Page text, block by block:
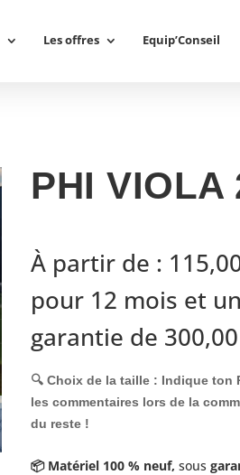
Les offres Equip’Conseil
PHI VIOLA
À partir de :
pour 12 mois et
garantie de
🔍 Choix de la taille : Indique ton
les commentaires lors de la
du reste !
📦 Matériel 100 % neuf, sous